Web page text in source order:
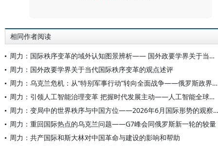
相同作者阅读
周力：国际秩序变革的域外认知图景辨析—— 国外政要学界关于当代秩序变革的观点述评
周力：国外政要学界关于当代国际秩序变革的观点述评
周力：乌克兰危机：从“特别军事行动”转向全面战争——俄罗斯政界学界对当前局势的研判
周力：引领人工智能治理变革 把握时代发展主动——人工智能全球治理的中国担当与世界意义
周力：变局中的世界秩序与中国方位——2026年6月国际形势的观察与思考
周力：重回国际热点的乌克兰问题——G7峰会同俄罗斯新一轮的较量
周力：共产国际和斯大林对中国革命与建设的影响和帮助